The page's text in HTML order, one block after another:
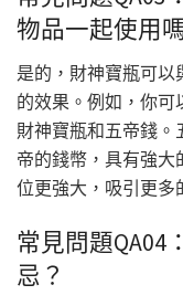
物品一起使用
是的，財神寶瓶可以
的效果。例如，你
財神寶瓶和五帝錢。
帝的錢幣，具有強
位更強大，吸引更多
常見問題QA04
忌？